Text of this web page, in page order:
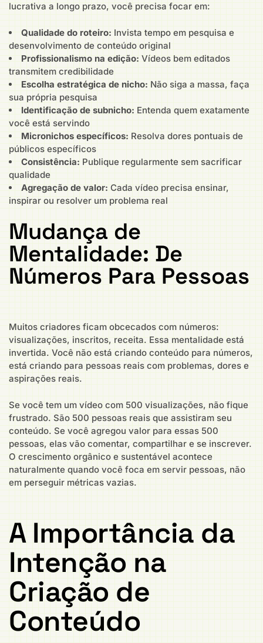
lucrativa a longo prazo, você precisa focar em:
Qualidade do roteiro: Invista tempo em pesquisa e
desenvolvimento de conteúdo original
Profissionalismo na edição: Vídeos bem editados
transmitem credibilidade
Escolha estratégica de nicho: Não siga a massa, faça
sua própria pesquisa
Identificação de subnicho: Entenda quem exatamente
você está servindo
Micronichos específicos: Resolva dores pontuais de
públicos específicos
Consistência: Publique regularmente sem sacrificar
qualidade
Agregação de valor: Cada vídeo precisa ensinar,
inspirar ou resolver um problema real
Mudança de
Mentalidade: De
Números Para Pessoas
Muitos criadores ficam obcecados com números:
visualizações, inscritos, receita. Essa mentalidade está
invertida. Você não está criando conteúdo para números,
está criando para pessoas reais com problemas, dores e
aspirações reais.
Se você tem um vídeo com 500 visualizações, não fique
frustrado. São 500 pessoas reais que assistiram seu
conteúdo. Se você agregou valor para essas 500
pessoas, elas vão comentar, compartilhar e se inscrever.
O crescimento orgânico e sustentável acontece
naturalmente quando você foca em servir pessoas, não
em perseguir métricas vazias.
A Importância da
Intenção na
Criação de
Conteúdo